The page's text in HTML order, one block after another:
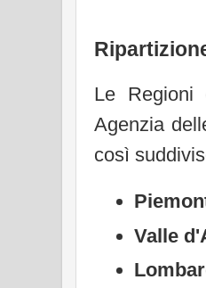
Le
Agenzia
così
Valle